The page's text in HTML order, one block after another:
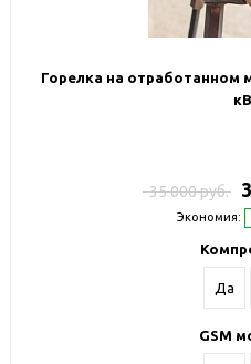
Горелка на отработанном
35 000 руб.
Экономия:
Да
GSM